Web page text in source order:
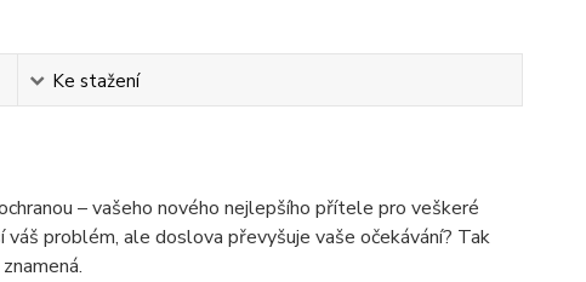
Ke stažení
– vašeho nového nejlepšího přítele pro veškeré
problém, ale doslova převyšuje vaše očekávání? Tak